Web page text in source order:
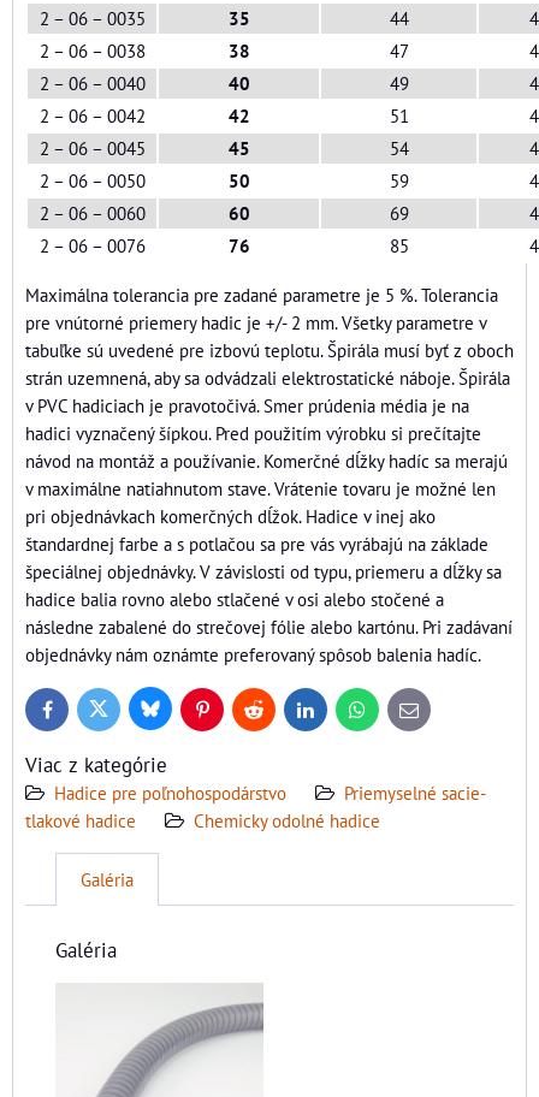
2 – 06 – 0035
35 44
2 – 06 – 0038
38 47
2 – 06 – 0040
40 49
2 – 06 – 0042
42 51
2 – 06 – 0045
45 54
2 – 06 – 0050
50 59
2 – 06 – 0060
60 69
2 – 06 – 0076
76 85
Maximálna tolerancia pre zadané parametre je 5 %. Tolerancia
pre vnútorné priemery hadic je +/- 2 mm. Všetky parametre v
tabuľke sú uvedené pre izbovú teplotu. Špirála musí byť z oboch
strán uzemnená, aby sa odvádzali elektrostatické náboje. Špirála
v PVC hadiciach je pravotočivá. Smer prúdenia média je na
hadici vyznačený šípkou. Pred použitím výrobku si prečítajte
návod na montáž a používanie. Komerčné dĺžky hadíc sa merajú
v maximálne natiahnutom stave. Vrátenie tovaru je možné len
pri objednávkach komerčných dĺžok. Hadice v inej ako
štandardnej farbe a s potlačou sa pre vás vyrábajú na základe
špeciálnej objednávky. V závislosti od typu, priemeru a dĺžky sa
hadice balia rovno alebo stlačené v osi alebo stočené a
následne zabalené do strečovej fólie alebo kartónu. Pri zadávaní
objednávky nám oznámte preferovaný spôsob balenia hadíc.
FacebookTwitter BlueskyPinterestReddit LinkedInWhatsApp
E-
mail
Viac z kategórie
Hadice pre poľnohospodárstvo
Priemyselné sacie-
tlakové hadice
Chemicky odolné hadice
Galéria
Galéria